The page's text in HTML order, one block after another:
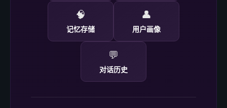
🧠
记忆存储
👤
用户画像
💬
对话历史